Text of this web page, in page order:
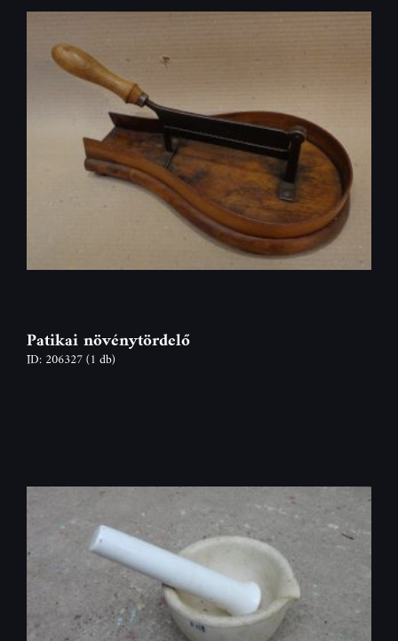
Patikai növénytördelő
ID: 206327(1 db)